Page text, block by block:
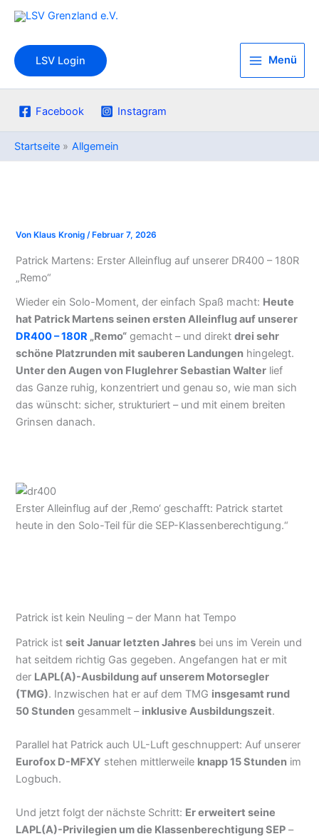
Zum
Inhalt
springen
LSV Login
Menü
Facebook Instagram
Startseite Allgemein
Von Klaus Kronig/ Februar 7, 2026
Patrick Martens: Erster Alleinflug auf unserer DR400 – 180R
„Remo“
Wieder ein Solo-Moment, der einfach Spaß macht: Heute
hat Patrick Martens seinen ersten Alleinflug auf unserer
DR400 – 180R „Remo“ gemacht – und direktdrei sehr
schöne Platzrunden mit sauberen Landungen hingelegt.
Unter den Augen von Fluglehrer Sebastian Walter lief
das Ganze ruhig, konzentriert und genau so, wie man sich
das wünscht: sicher, strukturiert – und mit einem breiten
Grinsen danach.
Erster Alleinflug auf der ‚Remo‘ geschafft: Patrick startet
heute in den Solo-Teil für die SEP-Klassenberechtigung.“
Patrick ist kein Neuling – der Mann hat Tempo
Patrick istseit Januar letzten Jahres bei uns im Verein und
hat seitdem richtig Gas gegeben. Angefangen hat er mit
der LAPL(A)-Ausbildung auf unserem Motorsegler
(TMG). Inzwischen hat er auf dem TMG insgesamt rund
50 Stunden gesammelt – inklusive Ausbildungszeit.
Parallel hat Patrick auch UL-Luft geschnuppert: Auf unserer
Eurofox D-MFXY stehen mittlerweile knapp 15 Stunden im
Logbuch.
Und jetzt folgt der nächste Schritt: Er erweitert seine
LAPL(A)-Privilegien um die Klassenberechtigung SEP –